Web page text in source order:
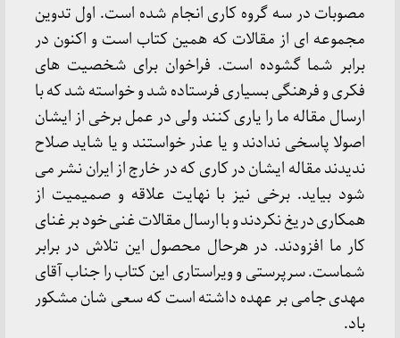
مصوبات در سه گروه کاری انجام شده است. اول تدوین
مجموعه ای از مقالات که همین کتاب است و اکنون در
برابر شما گشوده است. فراخوان برای شخصیت های
فکری و فرهنگی بسیاری فرستاده شد و خواسته شد که با
ارسال مقاله ما را یاری کنند ولی در عمل برخی از ایشان
اصولا پاسخی ندادند و یا عذر خواستند و یا شاید صلاح
ندیدند مقاله ایشان در کاری که در خارج از ایران نشر می
شود بیاید. برخی نیز با نهایت علاقه و صمیمیت از
همکاری دریغ نکردند و با ارسال مقالات غنی خود بر غنای
کار ما افزودند. در هرحال محصول این تلاش در برابر
شماست. سرپرستی و ویراستاری این کتاب را جناب آقای
مهدی جامی بر عهده داشته است که سعی شان مشکور
باد.